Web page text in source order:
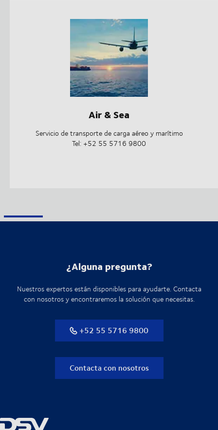
Air & Sea
Servicio de transporte de carga aéreo y marítimo
Tel: +52 55 5716 9800
¿Alguna pregunta?
Nuestros expertos están disponibles para ayudarte. Contacta
con nosotros y encontraremos la solución que necesitas.
+52 55 5716 9800
Contacta con nosotros